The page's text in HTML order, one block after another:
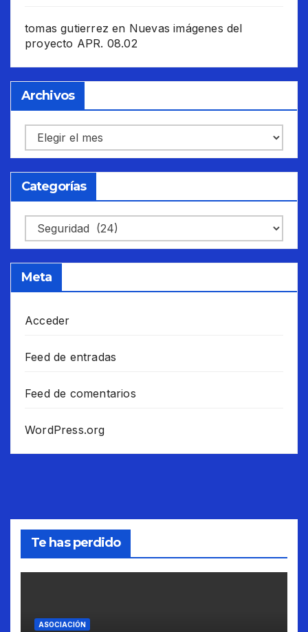
tomas gutierrez en Nuevas imágenes del
proyecto APR. 08.02
Archivos
Archivos
Categorías
Categorías
Meta
Acceder
Feed de entradas
Feed de comentarios
WordPress.org
Te has perdido
ASOCIACIÓN